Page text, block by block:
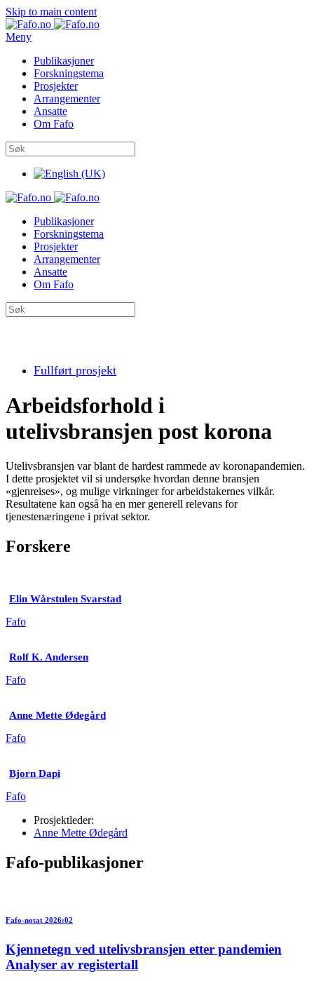
Skip to main content
Meny
Publikasjoner
Forskningstema
Prosjekter
Arrangementer
Ansatte
Om Fafo
Publikasjoner
Forskningstema
Prosjekter
Arrangementer
Ansatte
Om Fafo
Fullført prosjekt
Arbeidsforhold i
utelivsbransjen post korona
Utelivsbransjen var blant de hardest rammede av koronapandemien.
I dette prosjektet vil si undersøke hvordan denne bransjen
«gjenreises», og mulige virkninger for arbeidstakernes vilkår.
Resultatene kan også ha en mer generell relevans for
tjenestenæringene i privat sektor.
Forskere
Elin Wårstulen Svarstad
Fafo
Rolf K. Andersen
Fafo
Anne Mette Ødegård
Fafo
Bjorn Dapi
Fafo
Prosjektleder:
Anne Mette Ødegård
Fafo-publikasjoner
Fafo-notat 2026:02
Kjennetegn ved utelivsbransjen etter pandemien
Analyser av registertall